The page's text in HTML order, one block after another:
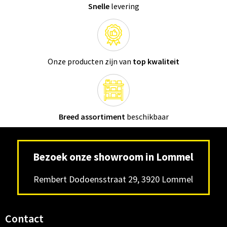
Snellelevering
Onze producten zijn van top kwaliteit
Breed assortiment beschikbaar
Bezoek onze showroom in Lommel
Rembert Dodoensstraat 29, 3920 Lommel
Contact